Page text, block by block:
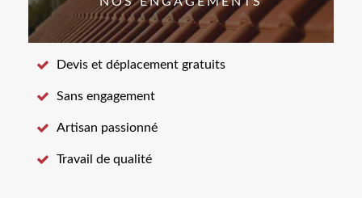
Devis et déplacement gratuits
Sans engagement
Artisan passionné
Travail de qualité